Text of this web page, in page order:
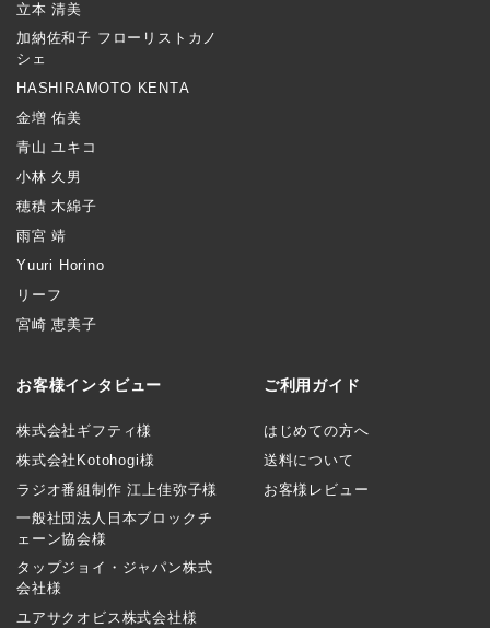
立本 清美
加納佐和子 フローリストカノ
シェ
HASHIRAMOTO KENTA
金増 佑美
青山 ユキコ
小林 久男
穂積 木綿子
雨宮 靖
Yuuri Horino
リーフ
宮崎 恵美子
お客様インタビュー
株式会社ギフティ様
株式会社Kotohogi様
ラジオ番組制作 江上佳弥子様
一般社団法人日本ブロックチ
ェーン協会様
タップジョイ・ジャパン株式
会社様
ユアサクオビス株式会社様
ご利用ガイド
はじめての方へ
送料について
お客様レビュー